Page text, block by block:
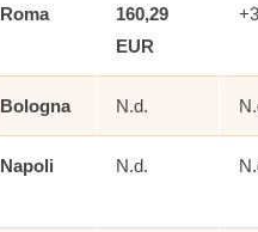
Roma
160,29
EUR
Bologna N.d.
Napoli N.d.